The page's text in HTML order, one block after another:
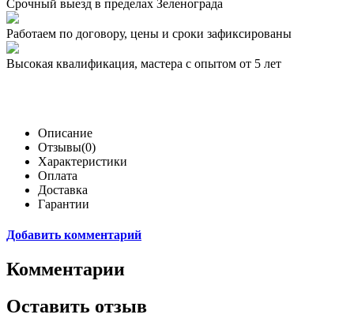
Срочный выезд в пределах Зеленограда
Работаем по договору, цены и сроки зафиксированы
Высокая квалификация, мастера с опытом от 5 лет
Описание
Отзывы(0)
Характеристики
Оплата
Доставка
Гарантии
Добавить комментарий
Комментарии
Оставить отзыв